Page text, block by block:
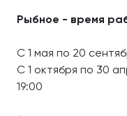
Рыбное - время
С 1 мая по 20
С 1 октября по 30
19:00